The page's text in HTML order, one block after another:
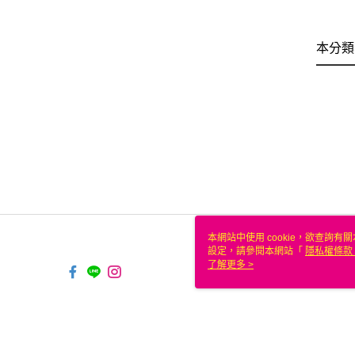
本分
本網站中使用 cookie，欲查詢有
設定，請參閱本網站「 隱私權條款
使用 cookie。
了解更多 >